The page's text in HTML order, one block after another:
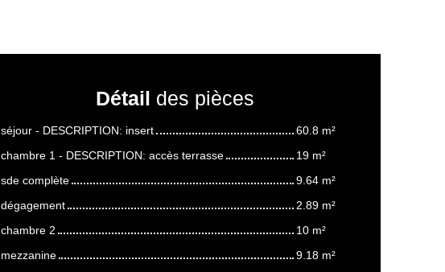
Détail des pièces
séjour - DESCRIPTION: insert
60.8 m²
chambre 1 - DESCRIPTION: accès terrasse
19 m²
sde complète
9.64 m²
dégagement
2.89 m²
chambre 2
10 m²
mezzanine
9.18 m²